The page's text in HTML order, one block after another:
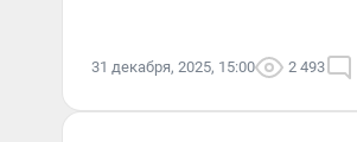
31 декабря, 2025, 15:00 2 493